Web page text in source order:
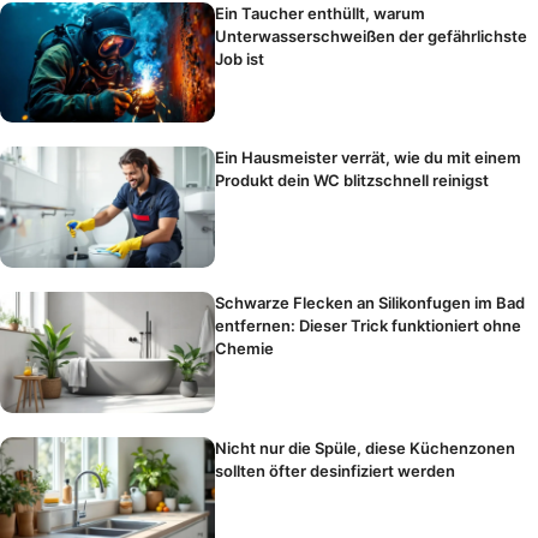
Ein Taucher enthüllt, warum
Unterwasserschweißen der gefährlichste
Job ist
Ein Hausmeister verrät, wie du mit einem
Produkt dein WC blitzschnell reinigst
Schwarze Flecken an Silikonfugen im Bad
entfernen: Dieser Trick funktioniert ohne
Chemie
Nicht nur die Spüle, diese Küchenzonen
sollten öfter desinfiziert werden